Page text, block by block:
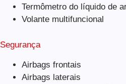
Termômetro do líquido de
Volante multifuncional
Segurança
Airbags frontais
Airbags laterais